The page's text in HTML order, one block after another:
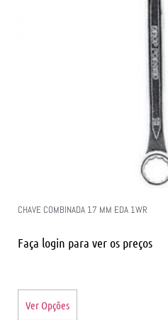
CHAVE COMBINADA 17 MM EDA 1WR
Faça login para ver os preços
Ver Opções